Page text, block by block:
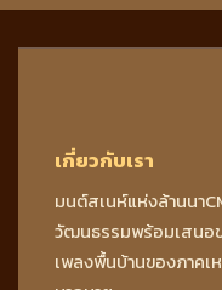
เกี่ยวกับเรา
มนต์สเนห์แห่งล้านนา
วัฒนธรรมพร้อมเสนอข่
เพลงพื้นบ้านของภาคเ